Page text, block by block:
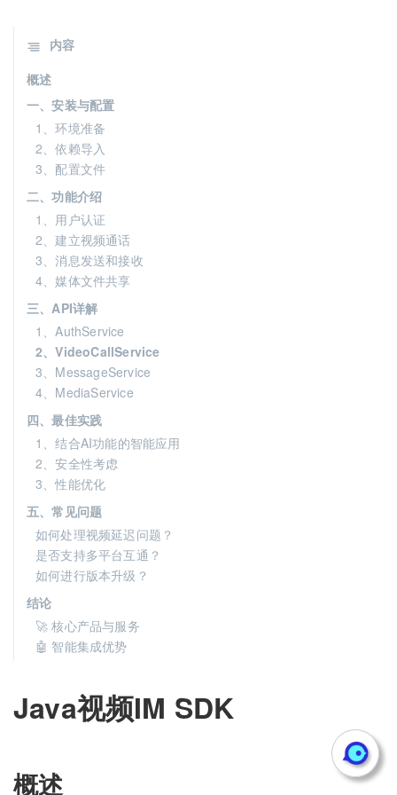
Java视频IM SDK
概述
内容
概述
一、安装与配置
1、环境准备
2、依赖导入
3、配置文件
二、功能介绍
1、用户认证
2、建立视频通话
3、消息发送和接收
4、媒体文件共享
三、API详解
1、AuthService
2、VideoCallService
3、MessageService
4、MediaService
四、最佳实践
1、结合AI功能的智能应用
2、安全性考虑
3、性能优化
五、常见问题
如何处理视频延迟问题？
是否支持多平台互通？
如何进行版本升级？
结论
🚀 核心产品与服务
🤖 智能集成优势